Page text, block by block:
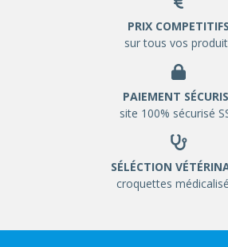
PRIX COMPETITIFS
sur tous vos
PAIEMENT
site 100% sécurisé
SÉLÉCTION
croquettes